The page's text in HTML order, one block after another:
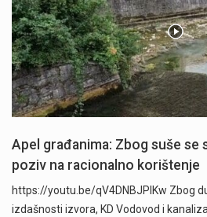
Apel građanima: Zbog suše se
poziv na racionalno korištenje
https://youtu.be/qV4DNBJPlKw Zbog
izdašnosti izvora, KD Vodovod i